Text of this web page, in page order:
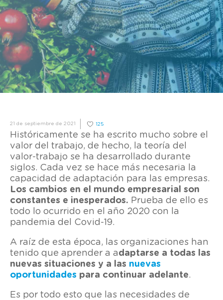
21 de septiembre de 2021 125
Históricamente se ha escrito mucho sobre el
valor del trabajo, de hecho, la teoría del
valor-trabajo se ha desarrollado durante
siglos. Cada vez se hace más necesaria la
capacidad de adaptación para las empresas.
Los cambios en el mundo empresarial son
constantes e inesperados. Prueba de ello es
todo lo ocurrido en el año 2020 con la
pandemia del Covid-19.
A raíz de esta época, las organizaciones han
tenido que aprender a adaptarse a todas las
nuevas situaciones y a las nuevas
oportunidades para continuar adelante.
Es por todo esto que las necesidades de